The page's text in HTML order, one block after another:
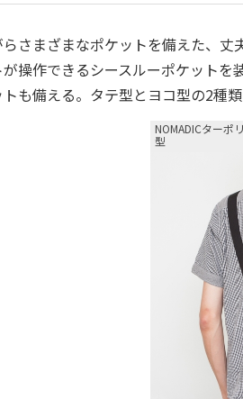
さまざまなポケットを備えた、
操作できるシースルーポケット
も備える。タテ型とヨコ型の2種
NOMADICターポ
型